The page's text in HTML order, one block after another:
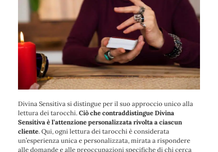
Divina Sensitiva si distingue per il suo approccio unico alla
lettura dei tarocchi.Ciò che contraddistingue Divina
Sensitiva è l’attenzione personalizzata rivolta a ciascun
cliente. Qui, ogni lettura dei tarocchi è considerata
un’esperienza unica e personalizzata, mirata a rispondere
alle domande e alle preoccupazioni specifiche di chi cerca